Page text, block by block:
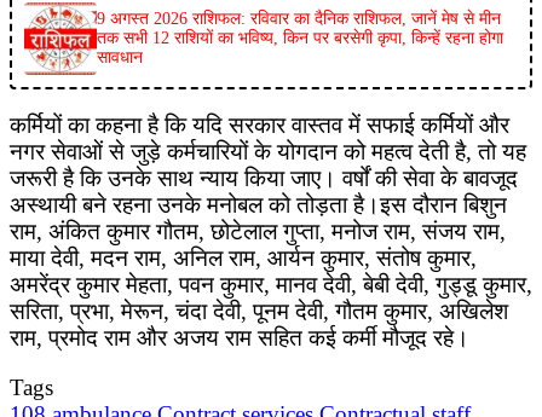
9 अगस्त 2026 राशिफल: रविवार का दैनिक राशिफल, जानें मेष से मीन
तक सभी 12 राशियों का भविष्य, किन पर बरसेगी कृपा, किन्हें रहना होगा
सावधान
कर्मियों का कहना है कि यदि सरकार वास्तव में सफाई कर्मियों और
नगर सेवाओं से जुड़े कर्मचारियों के योगदान को महत्व देती है, तो यह
जरूरी है कि उनके साथ न्याय किया जाए। वर्षों की सेवा के बावजूद
अस्थायी बने रहना उनके मनोबल को तोड़ता है।इस दौरान बिशुन
राम, अंकित कुमार गौतम, छोटेलाल गुप्ता, मनोज राम, संजय राम,
माया देवी, मदन राम, अनिल राम, आर्यन कुमार, संतोष कुमार,
अमरेंद्र कुमार मेहता, पवन कुमार, मानव देवी, बेबी देवी, गुड्डू कुमार,
सरिता, प्रभा, मेरून, चंदा देवी, पूनम देवी, गौतम कुमार, अखिलेश
राम, प्रमोद राम और अजय राम सहित कई कर्मी मौजूद रहे।
Tags